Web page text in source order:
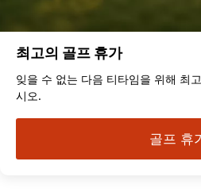
최고의 골프 휴가
잊을 수 없는 다음 티타임을 위해 최
시오.
골프 휴